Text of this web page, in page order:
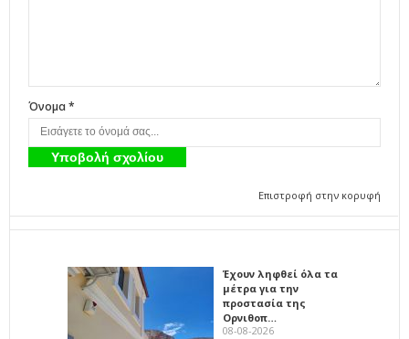
Όνομα *
Επιστροφή στην κορυφή
Έχουν ληφθεί όλα τα
μέτρα για την
προστασία της
Ορνιθοπ…
08-08-2026